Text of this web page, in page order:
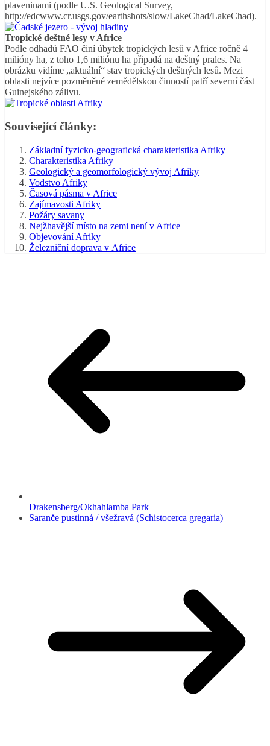
plaveninami (podle U.S. Geological Survey,
http://edcwww.cr.usgs.gov/earthshots/slow/LakeChad/LakeChad).
Tropické deštné lesy v Africe
Podle odhadů FAO činí úbytek tropických lesů v Africe ročně 4
milióny ha, z toho 1,6 miliónu ha připadá na deštný prales. Na
obrázku vidíme „aktuální“ stav tropických deštných lesů. Mezi
oblasti nejvíce pozměněné zemědělskou činností patří severní část
Guinejského zálivu.
Související články:
Základní fyzicko-geografická charakteristika Afriky
Charakteristika Afriky
Geologický a geomorfologický vývoj Afriky
Vodstvo Afriky
Časová pásma v Africe
Zajímavosti Afriky
Požáry savany
Nejžhavější místo na zemi není v Africe
Objevování Afriky
Železniční doprava v Africe
Drakensberg/Okhahlamba Park
Saranče pustinná / všežravá (Schistocerca gregaria)